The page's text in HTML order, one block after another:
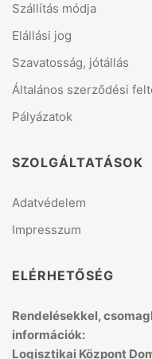
Szállítás módja
Elállási jog
Szavatosság, jótállás
Általános szerződési
Pályázatok
SZOLGÁLTATÁSOK
Adatvédelem
Impresszum
ELÉRHETŐSÉG
Rendelésekkel,
információk:
Logisztikai Központ